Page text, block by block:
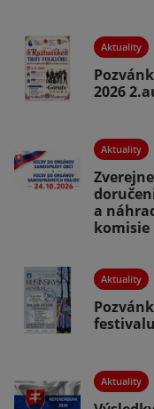
Aktuality
2026
Aktuality
a
komisie
Aktuality
Aktuality